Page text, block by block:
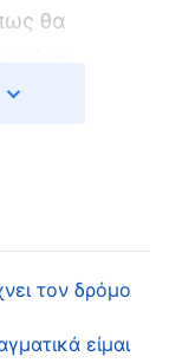
θα
για το
για
Όσο
πιοτον δρόμο
είμαι